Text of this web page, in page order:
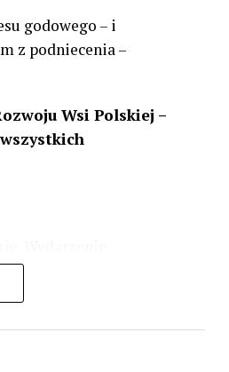
godowego – i
z podniecenia –
Wsi Polskiej –
na